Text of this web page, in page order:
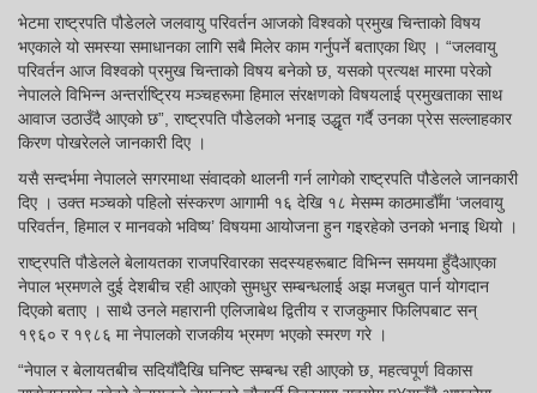
भेटमा राष्ट्रपति पौडेलले जलवायु परिवर्तन आजको विश्वको प्रमुख चिन्ताको विषय
भएकाले यो समस्या समाधानका लागि सबै मिलेर काम गर्नुपर्ने बताएका थिए । “जलवायु
परिवर्तन आज विश्वको प्रमुख चिन्ताको विषय बनेको छ, यसको प्रत्यक्ष मारमा परेको
नेपालले विभिन्न अन्तर्राष्ट्रिय मञ्चहरूमा हिमाल संरक्षणको विषयलाई प्रमुखताका साथ
आवाज उठाउँदै आएको छ”, राष्ट्रपति पौडेलको भनाइ उद्धृत गर्दै उनका प्रेस सल्लाहकार
किरण पोखरेलले जानकारी दिए ।
यसै सन्दर्भमा नेपालले सगरमाथा संवादको थालनी गर्न लागेको राष्ट्रपति पौडेलले जानकारी
दिए । उक्त मञ्चको पहिलो संस्करण आगामी १६ देखि १८ मेसम्म काठमाडौँमा ‘जलवायु
परिवर्तन, हिमाल र मानवको भविष्य’ विषयमा आयोजना हुन गइरहेको उनको भनाइ थियो ।
राष्ट्रपति पौडेलले बेलायतका राजपरिवारका सदस्यहरूबाट विभिन्न समयमा हुँदैआएका
नेपाल भ्रमणले दुई देशबीच रही आएको सुमधुर सम्बन्धलाई अझ मजबुत पार्न योगदान
दिएको बताए । साथै उनले महारानी एलिजाबेथ द्वितीय र राजकुमार फिलिपबाट सन्
१९६० र १९८६ मा नेपालको राजकीय भ्रमण भएको स्मरण गरे ।
“नेपाल र बेलायतबीच सदियौँदेखि घनिष्ट सम्बन्ध रही आएको छ, महत्वपूर्ण विकास